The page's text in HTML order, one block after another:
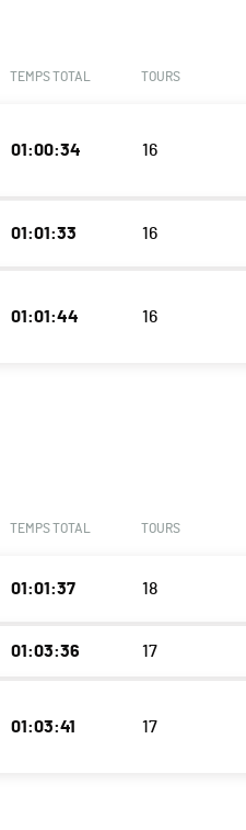
TEMPS TOTAL TOURS
01:00:34 16
01:01:33 16
01:01:44 16
TEMPS TOTAL TOURS
01:01:37 18
01:03:36 17
01:03:41 17